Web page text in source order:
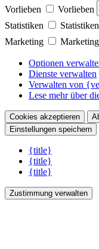
Vorlieben
Vorlieben
Statistiken
Statistiken
Marketing
Marketing
Optionen
Dienste verwalten
Verwalten von
Lese mehr über
Cookies akzeptieren
Einstellungen speichern
{title}
{title}
{title}
Zustimmung verwalten